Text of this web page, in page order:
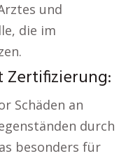
und
die im
Zertifizierung:
Schäden an
durch
besonders für